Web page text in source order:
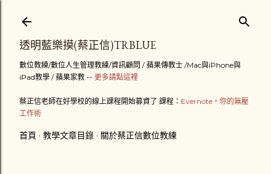
透明藍樂摸(蔡正信)TRBLUE
數位教練/數位人生管理教練/資訊顧問 / 蘋果傳教士 /Mac與iPhone與
iPad教學 / 蘋果家教 -- 更多請點這裡
蔡正信老師在好學校的線上課程開始募資了 課程： Evernote，你的無壓
工作術
首頁 教學文章目錄 關於蔡正信數位教練